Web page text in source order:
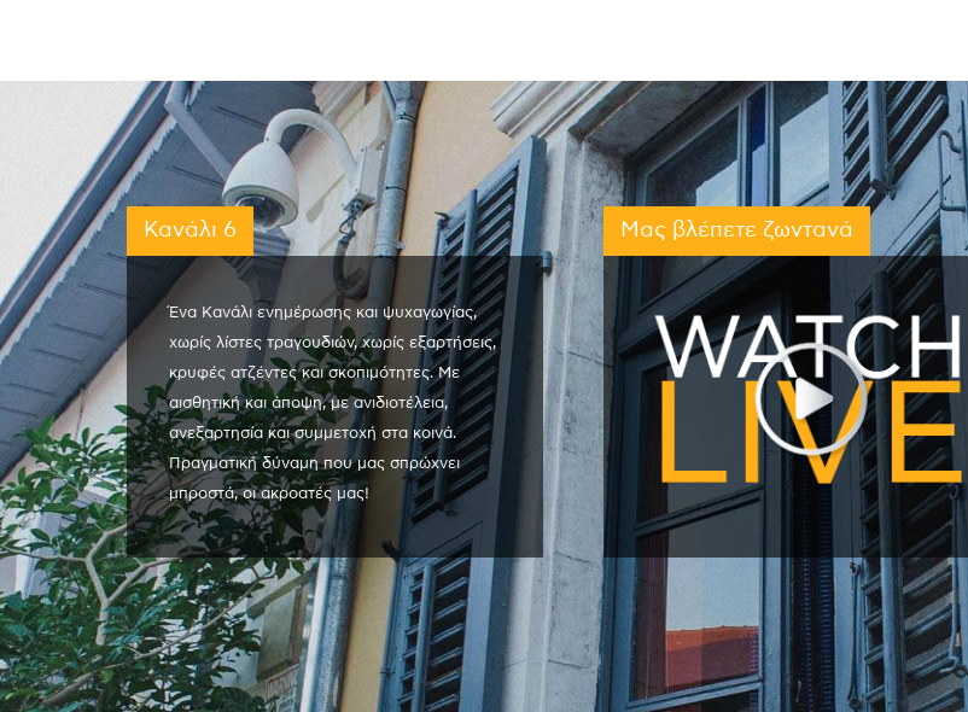
Κανάλι 6
Ένα Κανάλι ενημέρωσης και ψυχαγωγίας,
χωρίς λίστες τραγουδιών, χωρίς εξαρτήσεις,
κρυφές ατζέντες και σκοπιμότητες. Με
αισθητική και άποψη, με ανιδιοτέλεια,
ανεξαρτησία και συμμετοχή στα κοινά.
Πραγματική δύναμη που μας σπρώχνει
μπροστά, οι ακροατές μας!
Μας βλέπετε ζωντανά